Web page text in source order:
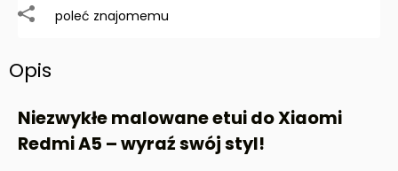
poleć znajomemu
Opis
Niezwykłe malowane etui doXiaomi
Redmi A5 – wyraź swój styl!